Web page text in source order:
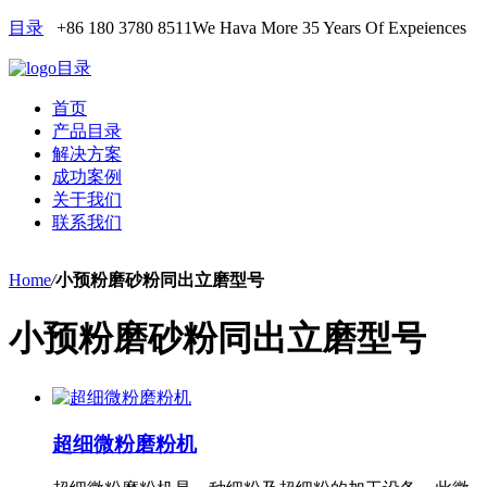
目录 +86 180 3780 8511We Hava More 35 Years Of Expeiences
目录
首页
产品目录
解决方案
成功案例
关于我们
联系我们
Home/小预粉磨砂粉同出立磨型号
小预粉磨砂粉同出立磨型号
超细微粉磨粉机